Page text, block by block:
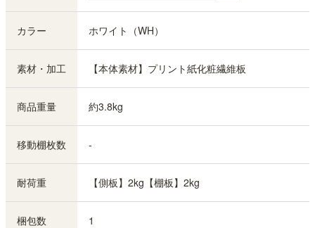
カラー ホワイト（WH）
素材・加工 【本体素材】プリント紙化粧繊維板
商品重量 約3.8kg
移動棚枚数 -
耐荷重 【側板】2kg【棚板】2kg
梱包数 1